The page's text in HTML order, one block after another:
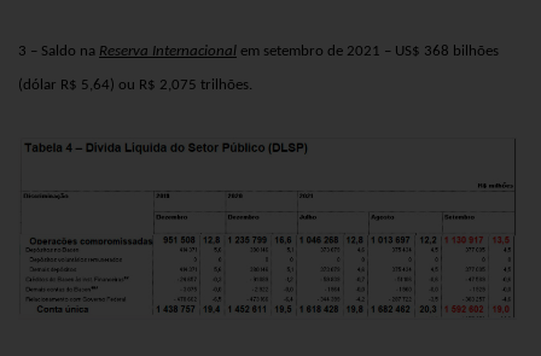
3 – Saldo na Reserva Internacional em setembro de 2021 – US$ 368 bilhões
(dólar R$ 5,64) ou R$ 2,075 trilhões.